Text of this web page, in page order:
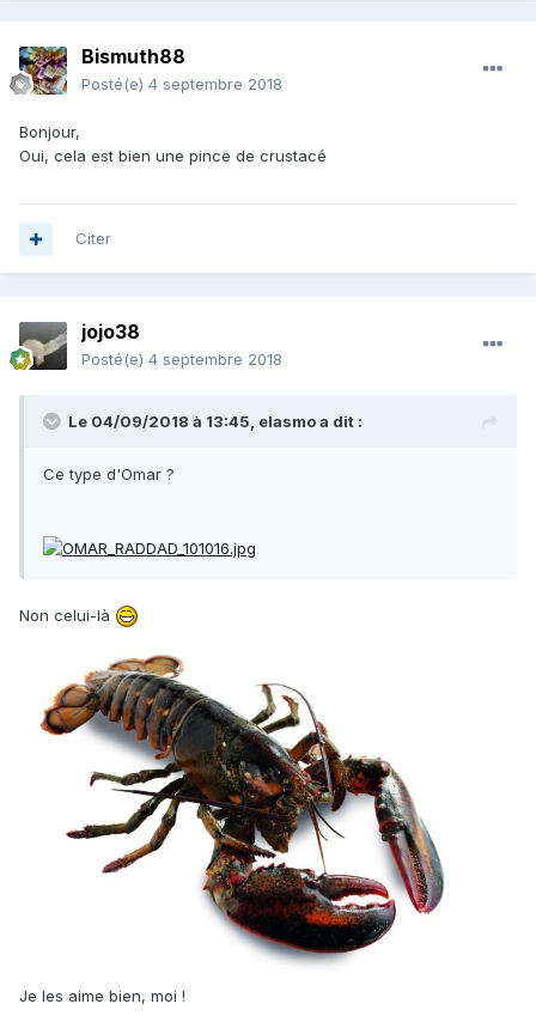
Bismuth88
Posté(e) 4 septembre 2018
Bonjour,
Oui, cela est bien une pince de crustacé
Citer
jojo38
Posté(e) 4 septembre 2018
Le 04/09/2018 à 13:45, elasmoa dit :
Ce type d'Omar ?
Non celui-là
Je les aime bien, moi !